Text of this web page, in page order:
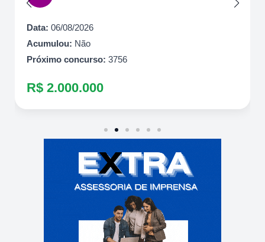
Data: 06/08/2026
Acumulou: Não
Próximo concurso: 3756
R$ 2.000.000